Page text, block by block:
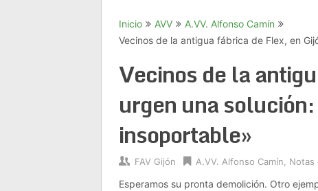
Inicio AVV
A.VV. Alfonso Camín
Vecinos de la antigua fábrica de Flex, en
Vecinos de la
urgen una
insoportable»
FAV Gijón A.VV. Alfonso Camín Notas
Esperamos su pronta demolición. Otro